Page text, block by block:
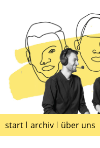
start archiv über uns